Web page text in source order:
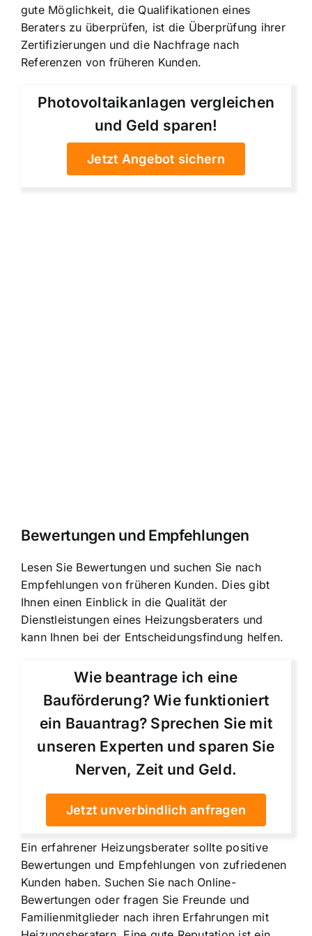
gute Möglichkeit, die Qualifikationen eines
Beraters zu überprüfen, ist die Überprüfung ihrer
Zertifizierungen und die Nachfrage nach
Referenzen von früheren Kunden.
Photovoltaikanlagen vergleichen
und Geld sparen!
Jetzt Angebot sichern
Bewertungen und Empfehlungen
Lesen Sie Bewertungen und suchen Sie nach
Empfehlungen von früheren Kunden. Dies gibt
Ihnen einen Einblick in die Qualität der
Dienstleistungen eines Heizungsberaters und
kann Ihnen bei der Entscheidungsfindung helfen.
Wie beantrage ich eine
Bauförderung? Wie funktioniert
ein Bauantrag? Sprechen Sie mit
unseren Experten und sparen Sie
Nerven, Zeit und Geld.
Jetzt unverbindlich anfragen
Ein erfahrener Heizungsberater sollte positive
Bewertungen und Empfehlungen von zufriedenen
Kunden haben. Suchen Sie nach Online-
Bewertungen oder fragen Sie Freunde und
Familienmitglieder nach ihren Erfahrungen mit